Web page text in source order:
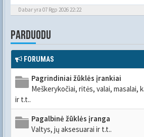
Dabar yra 07 Rgp 2026 22:22
PARDUODU
FORUMAS
Pagrindiniai žūklės įrankiai
Meškerykočiai, ritės, valai, masalai,
ir t.t..
Pagalbinė žūklės įranga
Valtys, jų aksesuarai ir t.t..